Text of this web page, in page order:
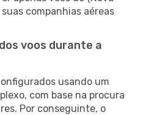
companhias aéreas
voos durante a
usando um
com base na procura
Por conseguinte, o